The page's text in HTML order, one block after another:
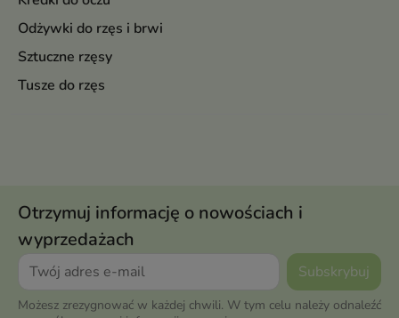
Odżywki do rzęs i brwi
Sztuczne rzęsy
Tusze do rzęs
Otrzymuj informację o nowościach i
wyprzedażach
Możesz zrezygnować w każdej chwili. W tym celu należy odnaleźć